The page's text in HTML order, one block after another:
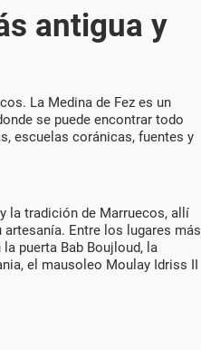
antigua y
La Medina de Fez es un
se puede encontrar todo
escuelas coránicas, fuentes y
la tradición de Marruecos, allí
Entre los lugares más
puerta Bab Boujloud, la
el mausoleo Moulay Idriss II